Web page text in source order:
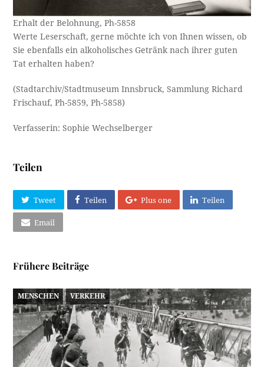
Erhalt der Belohnung, Ph-5858
Werte Leserschaft, gerne möchte ich von Ihnen wissen, ob
Sie ebenfalls ein alkoholisches Getränk nach ihrer guten
Tat erhalten haben?
(Stadtarchiv/Stadtmuseum Innsbruck, Sammlung Richard
Frischauf, Ph-5859, Ph-5858)
Verfasserin: Sophie Wechselberger
Teilen
Tweet Teilen Plus one Teilen
Email
Frühere Beiträge
MENSCHEN VERKEHR